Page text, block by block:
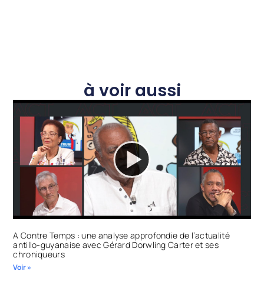
à voir aussi
A Contre Temps : une analyse approfondie de l’actualité
antillo-guyanaise avec Gérard Dorwling Carter et ses
chroniqueurs
Voir »